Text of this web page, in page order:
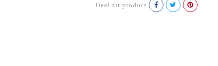
Deel dit product